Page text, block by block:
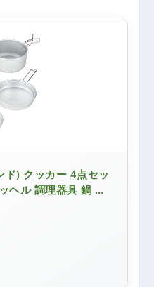
ド) クッカー 4点セッ
ヘル 調理器具 鍋 収